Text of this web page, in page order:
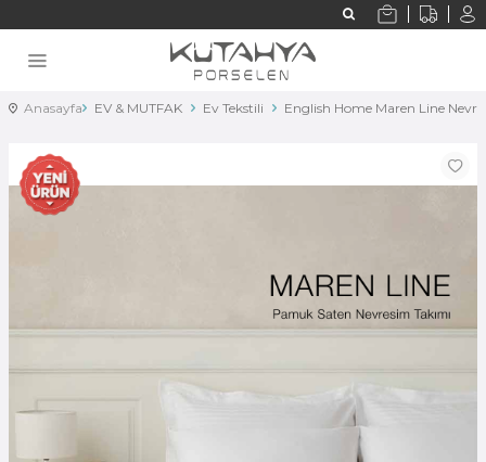
Anasayfa EV & MUTFAK Ev Tekstili English Home Maren Line